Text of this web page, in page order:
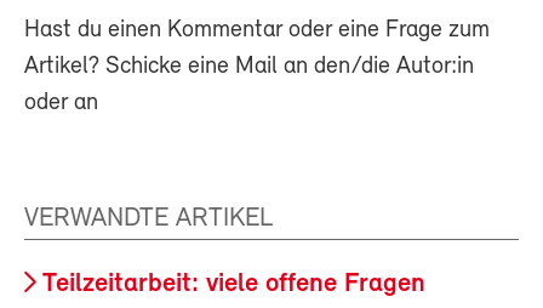
Hast du einen Kommentar oder eine Frage zum
Artikel? Schicke eine Mail an den/die Autor:in
oder an
VERWANDTE ARTIKEL
Teilzeitarbeit: viele offene Fragen